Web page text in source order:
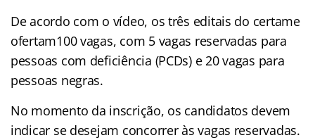
De acordo com o vídeo, os três editais do certame
ofertam100 vagas, com 5 vagas reservadas para
pessoas com deficiência (PCDs) e 20 vagas para
pessoas negras.
No momento da inscrição, os candidatos devem
indicar se desejam concorrer às vagas reservadas.